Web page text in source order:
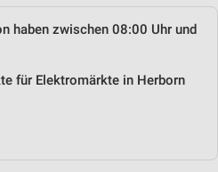
haben zwischen 08:00 Uhr und
für Elektromärkte in Herborn